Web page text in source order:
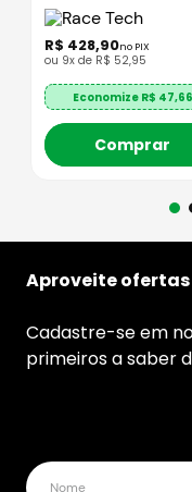
R$ 428,90no PIX
ou 9x de R$ 52,95
Economize R$ 47,66
Comprar
Aproveite
Cadastre-se em
primeiros a saber